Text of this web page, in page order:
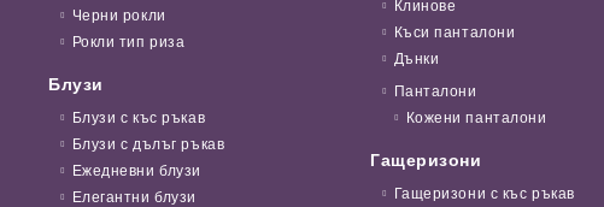
Черни рокли
Рокли тип риза
Блузи
Блузи с къс ръкав
Блузи с дълъг ръкав
Ежедневни блузи
Елегантни блузи
Клинове
Къси панталони
Дънки
Панталони
Кожени панталони
Гащеризони
Гащеризони с къс ръкав